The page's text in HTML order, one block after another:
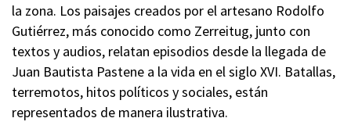
la zona. Los paisajes creados por el artesano Rodolfo
Gutiérrez, más conocido como Zerreitug, junto con
textos y audios, relatan episodios desde la llegada de
Juan Bautista Pastene a la vida en el siglo XVI. Batallas,
terremotos, hitos políticos y sociales, están
representados de manera ilustrativa.